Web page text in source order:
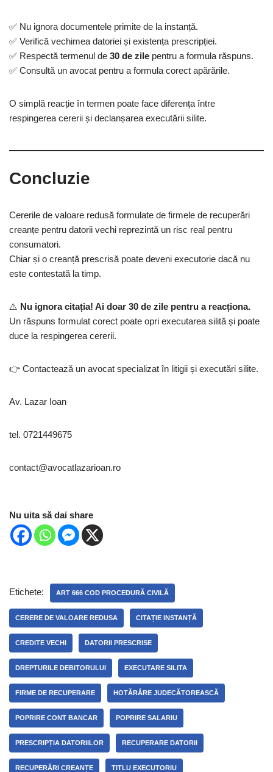
✅ Nu ignora documentele primite de la instanță.
✅ Verifică vechimea datoriei și existența prescripției.
✅ Respectă termenul de 30 de zile pentru a formula răspuns.
✅ Consultă un avocat pentru a formula corect apărările.
O simplă reacție în termen poate face diferența între
respingerea cererii și declanșarea executării silite.
Concluzie
Cererile de valoare redusă formulate de firmele de recuperări
creanțe pentru datorii vechi reprezintă un risc real pentru
consumatori.
Chiar și o creanță prescrisă poate deveni executorie dacă nu
este contestată la timp.
⚠️ Nu ignora citația! Ai doar 30 de zile pentru a reacționa.
Un răspuns formulat corect poate opri executarea silită și poate
duce la respingerea cererii.
👉 Contactează un avocat specializat în litigii și executări silite.
Av. Lazar Ioan
tel. 0721449675
contact@avocatlazarioan.ro
Nu uita să dai share
Etichete: ART 666 COD PROCEDURĂ CIVILĂ
CERERE DE VALOARE REDUSA CITAȚIE INSTANȚĂ
CREDITE VECHI DATORII PRESCRISE
DREPTURILE DEBITORULUI EXECUTARE SILITA
FIRME DE RECUPERARE HOTĂRÂRE JUDECĂTOREASCĂ
POPRIRE CONT BANCAR POPRIRE SALARIU
PRESCRIPȚIA DATORIILOR RECUPERARE DATORII
RECUPERĂRI CREANȚE TITLU EXECUTORIU